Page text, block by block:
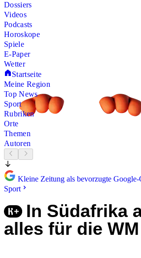
Dossiers
Videos
Podcasts
Horoskope
Spiele
E-Paper
Wetter
Startseite
Meine Region
Top News
Sport
Rubriken
Orte
Themen
Autoren
Kleine Zeitung als bevorzugte
Sport
In Südafrika
alles für die